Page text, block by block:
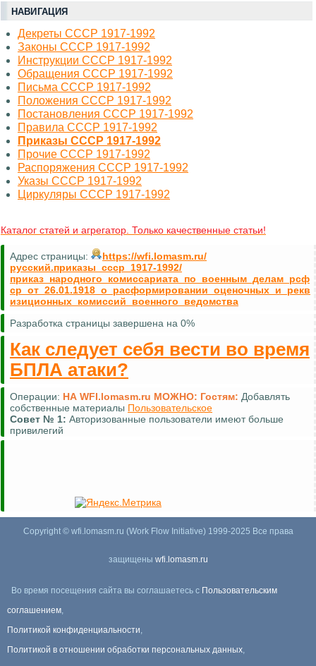
НАВИГАЦИЯ
Декреты СССР 1917-1992
Законы СССР 1917-1992
Инструкции СССР 1917-1992
Обращения СССР 1917-1992
Письма СССР 1917-1992
Положения СССР 1917-1992
Постановления СССР 1917-1992
Правила СССР 1917-1992
Приказы СССР 1917-1992
Прочие СССР 1917-1992
Распоряжения СССР 1917-1992
Указы СССР 1917-1992
Циркуляры СССР 1917-1992
Каталог статей и агрегатор. Только качественные статьи!
Адрес страницы:
https://wfi.lomasm.ru/
русский.приказы_ссср_1917-1992/
приказ_народного_комиссариата_по_военным_делам_рсф
ср_от_26.01.1918_о_расформировании_оценочных_и_рекв
изиционных_комиссий_военного_ведомства
Разработка страницы завершена на 0%
Как следует себя вести во время
БПЛА атаки?
Операции: НА WFI.lomasm.ru МОЖНО: Гостям: Добавлять
собственные материалы Пользовательское
Совет № 1: Авторизованные пользователи имеют больше
привилегий
Copyright © wfi.lomasm.ru (Work Flow Initiative) 1999-2025 Все права
защищены wfi.lomasm.ru
Во время посещения сайта вы соглашаетесь с Пользовательским
соглашением,
Политикой конфиденциальности,
Политикой в отношении обработки персональных данных,